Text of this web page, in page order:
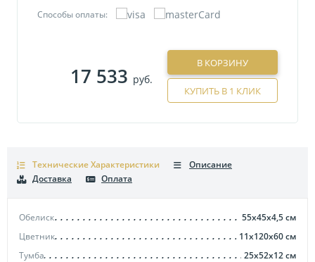
Способы оплаты:
17 533 руб.
В КОРЗИНУ
КУПИТЬ В 1 КЛИК
Технические Характеристики
Обелиск 55x45x4,5см
Цветник
11x120x60см
Тумба
25x52x12см
Описание
Доставка
Оплата